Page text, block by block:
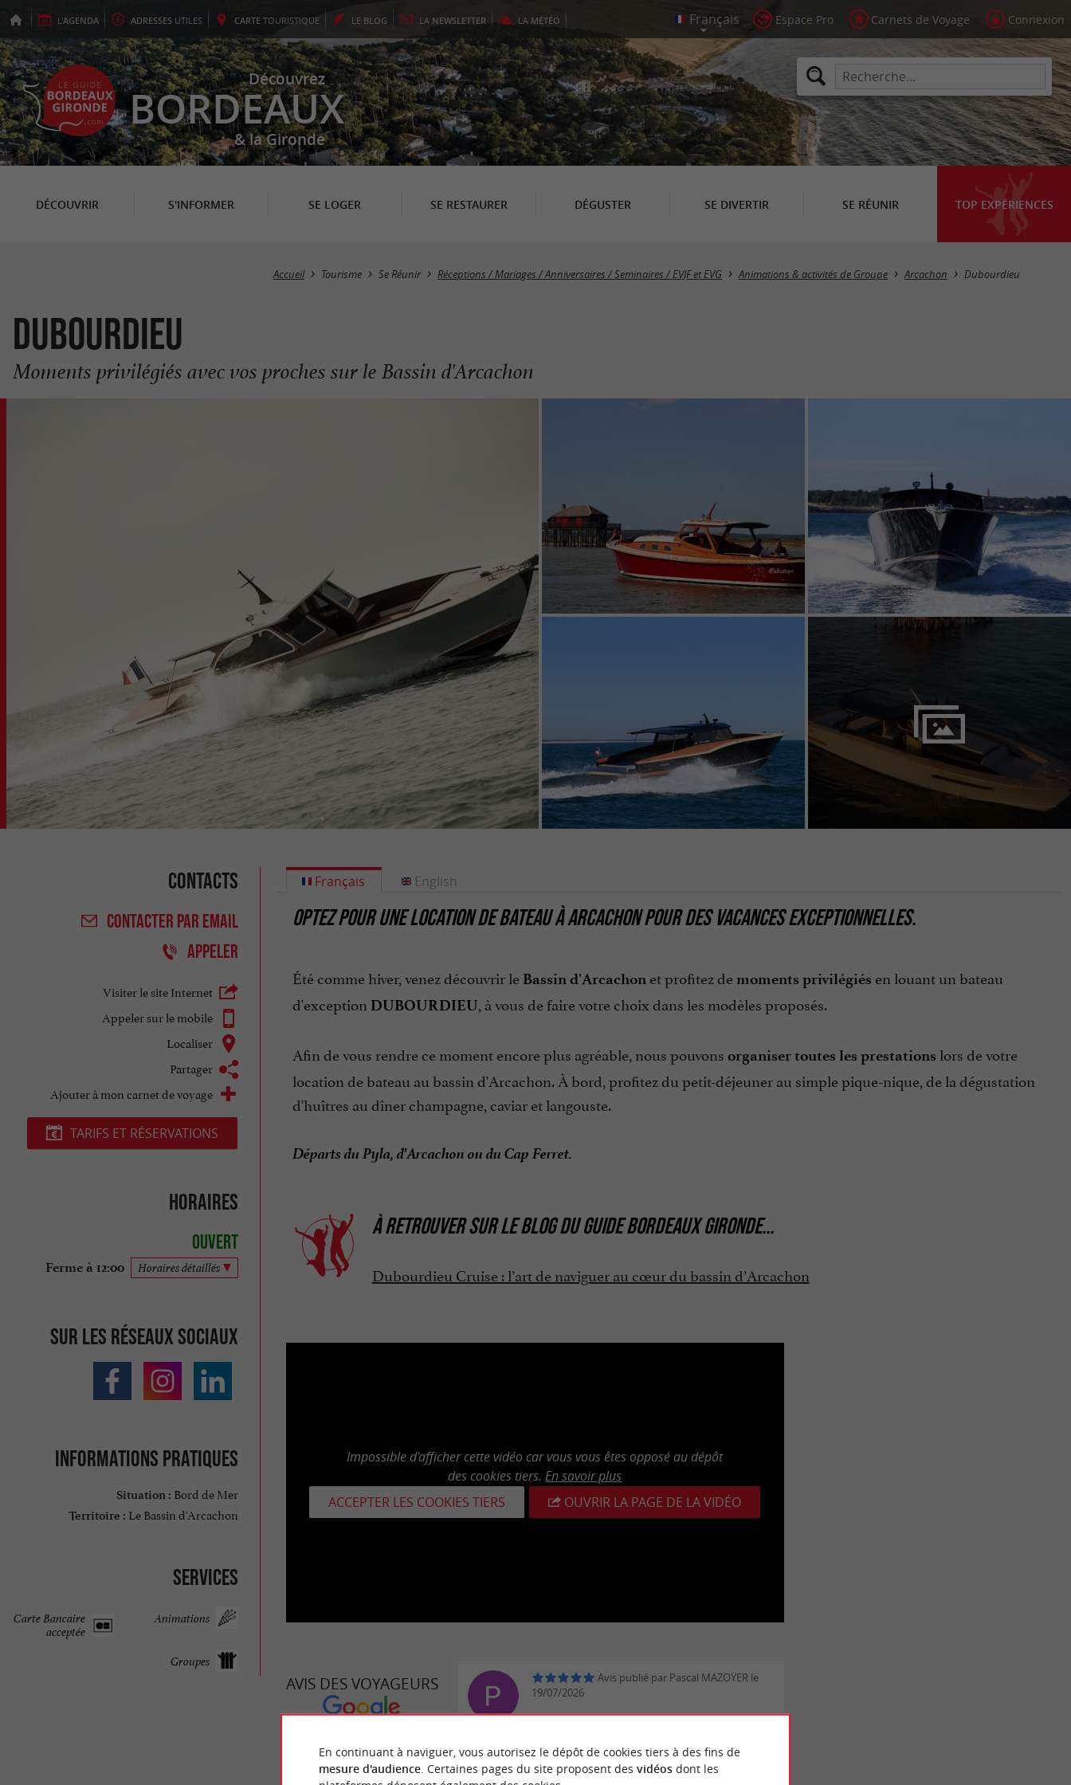
L'AGENDA ADRESSES UTILES CARTE TOURISTIQUE LE BLOG LA NEWSLETTER LA MÉTÉO Espace Pro Carnets de Voyage Connexion
Découvrez
BORDEAUX
& la Gironde
DÉCOUVRIR S'INFORMER SE LOGER SE RESTAURER DÉGUSTER SE DIVERTIR SE RÉUNIR TOP EXPÉRIENCES
Accueil Tourisme Se Réunir Réceptions / Mariages / Anniversaires / Seminaires / EVJF et EVG Animations & activités de Groupe Arcachon Dubourdieu
Dubourdieu
Moments privilégiés avec vos proches sur le Bassin d'Arcachon
Contacts
CONTACTER PAR EMAIL
APPELER
Visiter le site Internet
Appeler sur le mobile
Localiser
Partager
Ajouter à mon carnet de voyage
TARIFS ET RÉSERVATIONS
Horaires
Ouvert
Ferme à 12:00 Horaires détaillés
Sur les réseaux sociaux
Informations pratiques
Situation : Bord de Mer
Territoire : Le Bassin d'Arcachon
Services
Animations
Carte Bancaire
acceptée
Groupes
Français
OPTEZ POUR UNE LOCATION DE BATEAU À ARCACHON POUR DES VACANCES EXCEPTIONNELLES.
Été comme hiver, venez découvrir le Bassin d'Arcachon et profitez de moments privilégiés en louant un bateau
d'exception DUBOURDIEU, à vous de faire votre choix dans les modèles proposés.
Afin de vous rendre ce moment encore plus agréable, nous pouvons organiser toutes les prestations lors de votre
location de bateau au bassin d'Arcachon. À bord, profitez du petit-déjeuner au simple pique-nique, de la dégustation
d'huîtres au dîner champagne, caviar et langouste.
Départs du Pyla, d'Arcachon ou du Cap Ferret.
À RETROUVER SURLE BLOG DU GUIDE BORDEAUX GIRONDE...
Dubourdieu Cruise : l’art de naviguer au cœur du bassin d’Arcachon
English
Impossible d'afficher cette vidéo car vous vous êtes opposé au dépôt
des cookies tiers. En savoir plus
ACCEPTER LES COOKIES TIERS
OUVRIR LA PAGE DE LA VIDÉO
AVIS DES VOYAGEURS
Avis publié par Pascal MAZOYER le
19/07/2026
Magnifique expérience sur l’élégant White
d’Arcachon, une formidable expérience à
renouveler très vite ❤️
En continuant à naviguer, vous autorisez le dépôt de cookies tiers à des fins de
mesure d'audience. Certaines pages du site proposent des vidéosdont les